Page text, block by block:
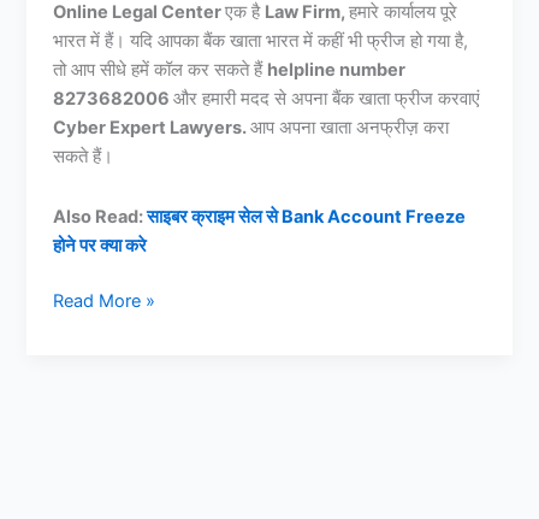
Online Legal Centerएक है Law Firm,हमारे कार्यालय पूरे
भारत में हैं। यदि आपका बैंक खाता भारत में कहीं भी फ्रीज हो गया है,
तो आप सीधे हमें कॉल कर सकते हैं helpline number
8273682006और हमारी मदद से अपना बैंक खाता फ्रीज करवाएं
Cyber Expert Lawyers.आप अपना खाता अनफ्रीज़ करा
सकते हैं।
Also Read:साइबर क्राइम सेल से Bank Account Freeze
होने पर क्या करे
राजकोट
Read More »